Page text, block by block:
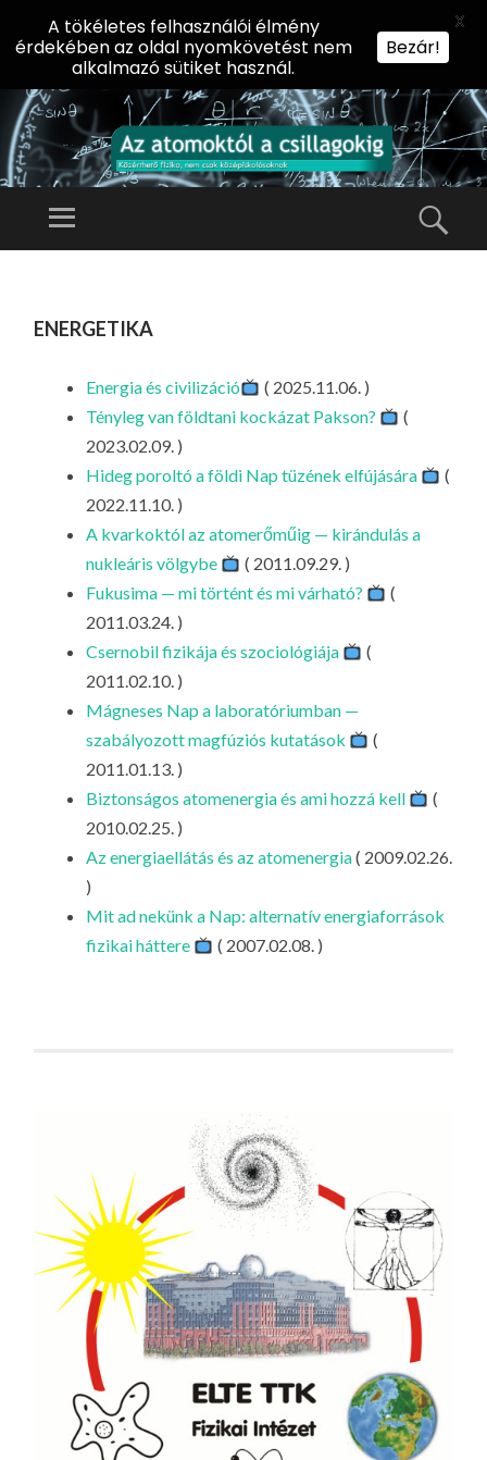
AZ
L
A
IL
G
O
KI
Előadássorozat
Intézetében
Menü
TARTALOMHOZ
energetika
Energia és civilizáció
( 2025.11.06. )
Tényleg van földtani kockázat Pakson?
(
2023.02.09. )
Hideg poroltó a földi Nap tüzének elfújására
(
2022.11.10. )
A kvarkoktól az atomerőműig — kirándulás a
nukleáris völgybe
( 2011.09.29. )
Fukusima — mi történt és mi várható?
(
2011.03.24. )
Csernobil fizikája és szociológiája
(
2011.02.10. )
Mágneses Nap a laboratóriumban —
szabályozott magfúziós kutatások
(
2011.01.13. )
Biztonságos atomenergia és ami hozzá kell
(
2010.02.25. )
Az energiaellátás és az atomenergia( 2009.02.26.
)
Mit ad nekünk a Nap: alternatív energiaforrások
fizikai háttere
( 2007.02.08. )
A tökéletes felhasználói élmény
érdekében az oldal nyomkövetést nem
alkalmazó sütiket használ.
Bezár!
X